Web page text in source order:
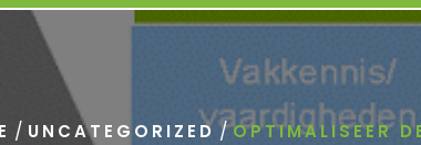
/ UNCATEGORIZED /OPTIMALISEER